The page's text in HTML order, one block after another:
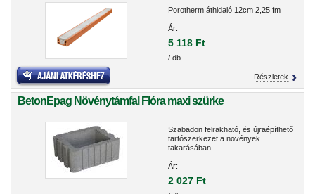
Porotherm áthidaló 12cm 2,25 fm
Ár:
5 118 Ft
/ db
Részletek
BetonEpag Növénytámfal Flóra maxi szürke
Szabadon felrakható, és újraépíthető
tartószerkezet a növények
takarásában.
Ár:
2 027 Ft